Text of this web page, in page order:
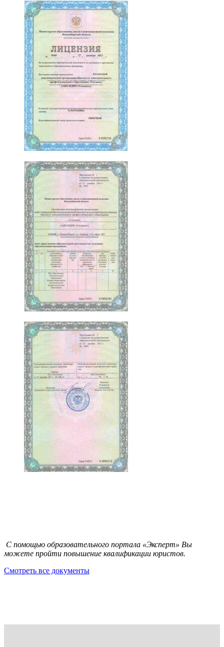
С помощью образовательного портала «Эксперт» Вы
можете пройти повышение квалификации юристов.
Смотреть все документы